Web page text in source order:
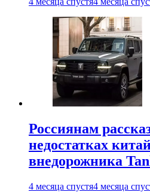
Россиянам
недостатках
внедорожника
4 месяца спустя4 месяца